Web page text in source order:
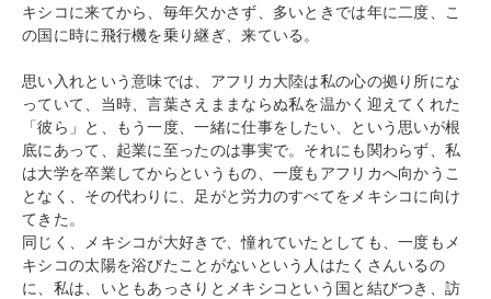
キシコに来てから、毎年欠かさず、多いときでは年に二度、こ
の国に時に飛行機を乗り継ぎ、来ている。
思い入れという意味では、アフリカ大陸は私の心の拠り所にな
っていて、当時、言葉さえままならぬ私を温かく迎えてくれた
「彼ら」と、もう一度、一緒に仕事をしたい、という思いが根
底にあって、起業に至ったのは事実で。それにも関わらず、私
は大学を卒業してからというもの、一度もアフリカへ向かうこ
となく、その代わりに、足がと労力のすべてをメキシコに向け
てきた。
同じく、メキシコが大好きで、憧れていたとしても、一度もメ
キシコの太陽を浴びたことがないという人はたくさんいるの
に、私は、いともあっさりとメキシコという国と結びつき、訪